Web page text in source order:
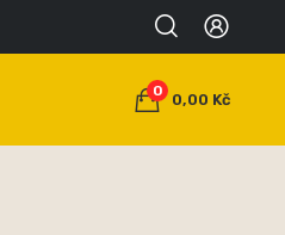
0,00 Kč
0